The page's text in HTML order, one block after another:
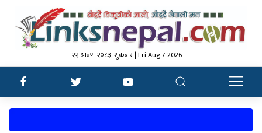
२२ श्रावण २०८३, शुक्रबार | Fri Aug 7 2026